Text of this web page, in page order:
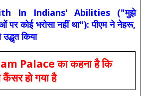
In Indians' Abilities ("मुझे
पर कोई भरोसा नहीं था"): पीएम ने नेहरू,
उद्धृत किया
Palace का कहना है कि
कैंसर हो गया है